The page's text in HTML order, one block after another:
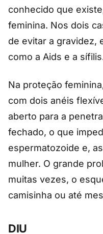
conhecido que
feminina. Nos dois
de evitar a gravidez,
como a Aids e a
Na proteção
com dois anéis
aberto para a
fechado, o que
espermatozoide e,
mulher. O grande
muitas vezes, o
camisinha ou até
DIU